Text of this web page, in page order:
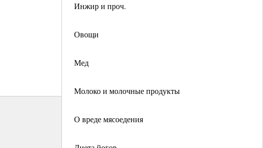
Инжир и проч.
Овощи
Мед
Молоко и молочные продукты
О вреде мясоедения